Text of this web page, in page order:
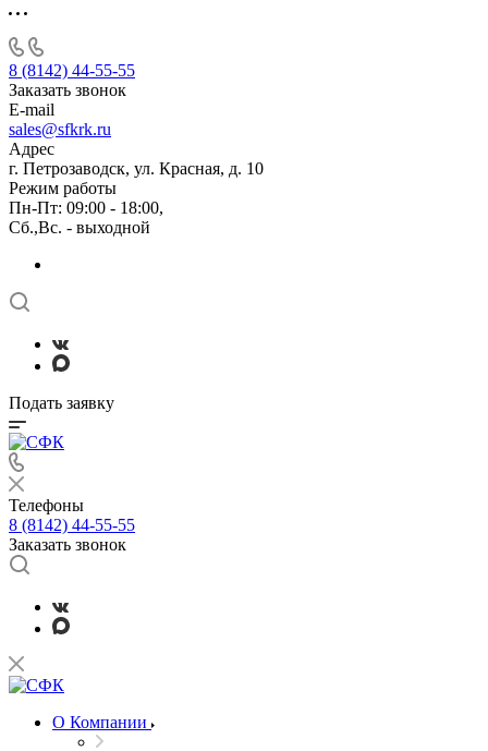
8 (8142) 44-55-55
Заказать звонок
E-mail
sales@sfkrk.ru
Адрес
г. Петрозаводск, ул. Красная, д. 10
Режим работы
Пн-Пт: 09:00 - 18:00,
Сб.,Вс. - выходной
Подать заявку
Телефоны
8 (8142) 44-55-55
Заказать звонок
О Компании